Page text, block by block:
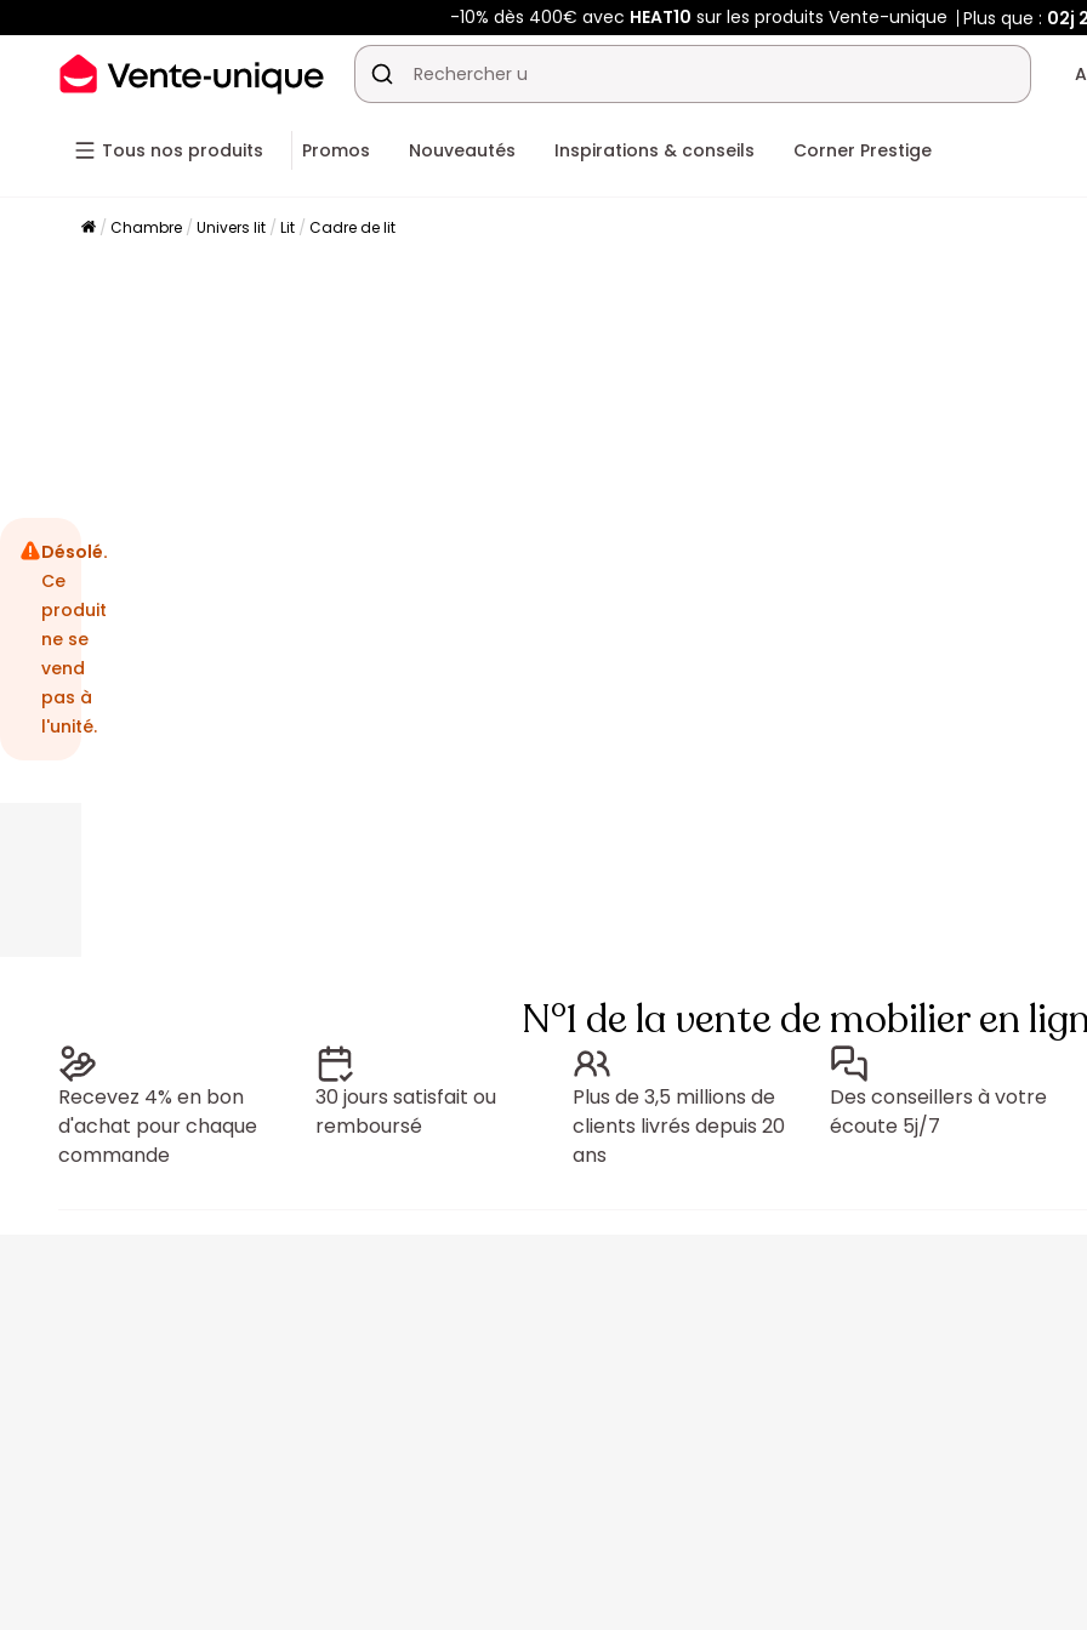
-10% dès 400€ avec HEAT10 sur les produits Vente-unique Plus que : 02j
Tous nos produits Promos Nouveautés Inspirations & conseils Corner Prestige
Chambre Univers lit Lit Cadre de lit
Désolé.
Ce
produit
ne se
vend
pas à
l'unité.
N°1 de la vente de mobilier en
Recevez 4% en bon
d'achat pour chaque
commande
30 jours satisfait ou
remboursé
Plus de 3,5 millions de
clients livrés depuis 20
ans
Des conseillers à votre
écoute 5j/7